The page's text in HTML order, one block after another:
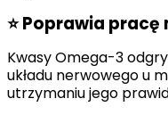
⭐Poprawia pracę
Kwasy Omega-3
układu nerwowego u
utrzymaniu jego